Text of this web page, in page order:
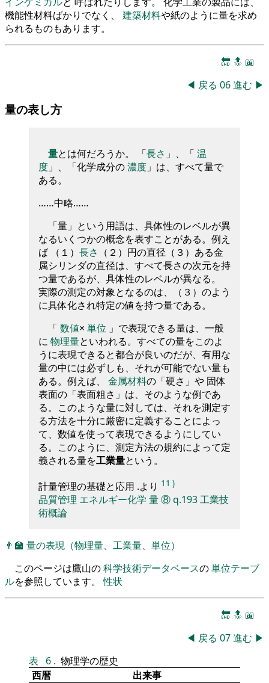
機能性材料ばかりでなく、 建築材料や紙のように量を求め
られるものもあります。
🔚 🔝 📖
◀ 戻る 06進む ▶
量の表し方
量とは何だろうか。 「長さ 」、「 温
度 」、「化学成分の濃度 」は、すべて量で
ある。
……中略……
「量」という用語は、具体性のレベルが異
なるいくつかの概念を表すことがある。例え
ば （１） 長さ （２）円の直径（３）ある金
属シリンダの直径は、すべて長さの次元を持
つ量であるが、具体性のレベルが異なる。
実際の測定の対象となるのは、（３）のよう
に具体化され特定の値を持つ量である。
「 数値× 単位 」で表現できる量は、一般
に 物理量といわれる。すべての量をこのよ
うに表現できると都合が良いのだが、有用な
量の中には必ずしも、それが可能でない量も
ある。例えば、 金属材料の「硬さ」や 固体
表面の「表面粗さ」は、そのような例であ
る。このような量に対しては、それを測定す
る方法を十分に厳密に定義することによっ
て、数値を使って表現できるようにしてい
る。このように、測定方法の規約によって定
義される量を工業量という。
計量管理の基礎と応用 .より 11 )
品質管理 エネルギー化学 量⑧q.193工業技
術概論
👨‍🏫 量の表現（物理量、工業量、単位）
このページは鷹山の科学技術データベースの単位テーブ
ルを参照しています。性状
🔚 🔝 📖
◀ 戻る 07進む ▶
表
6 . 物理学の歴史
西暦
出来事